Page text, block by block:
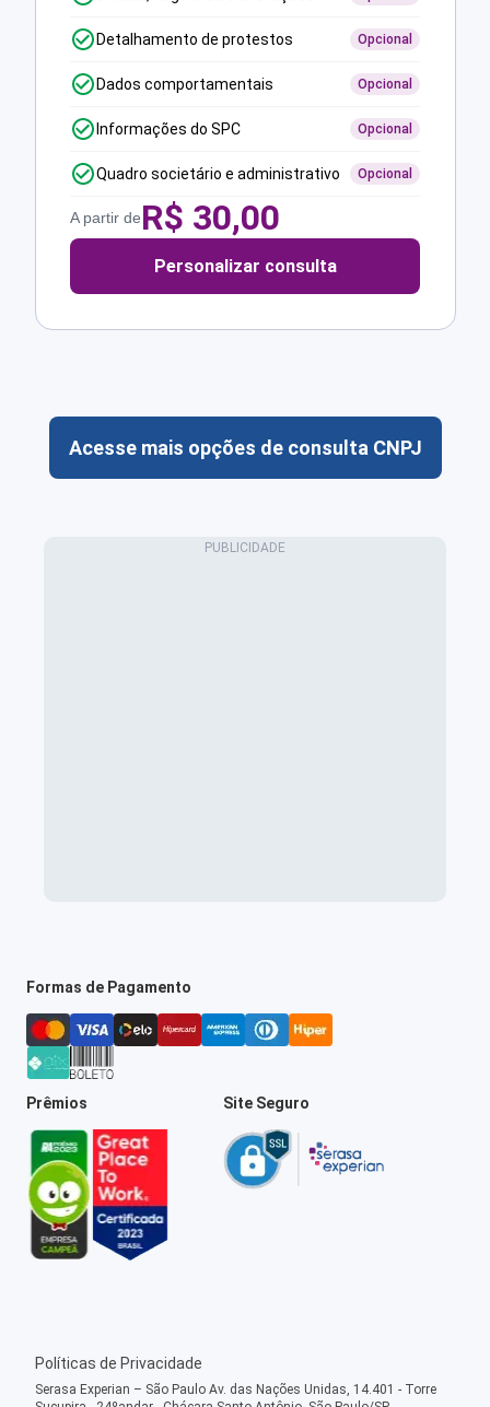
Detalhamento de protestos Opcional
Dados comportamentais Opcional
Informações do SPC Opcional
Quadro societário e administrativo Opcional
A partir deR$ 30,00
Personalizar consulta
Acesse mais opções de consulta CNPJ
Formas de Pagamento
Prêmios Site Seguro
Políticas de Privacidade
Serasa Experian – São Paulo Av. das Nações Unidas, 14.401 - Torre